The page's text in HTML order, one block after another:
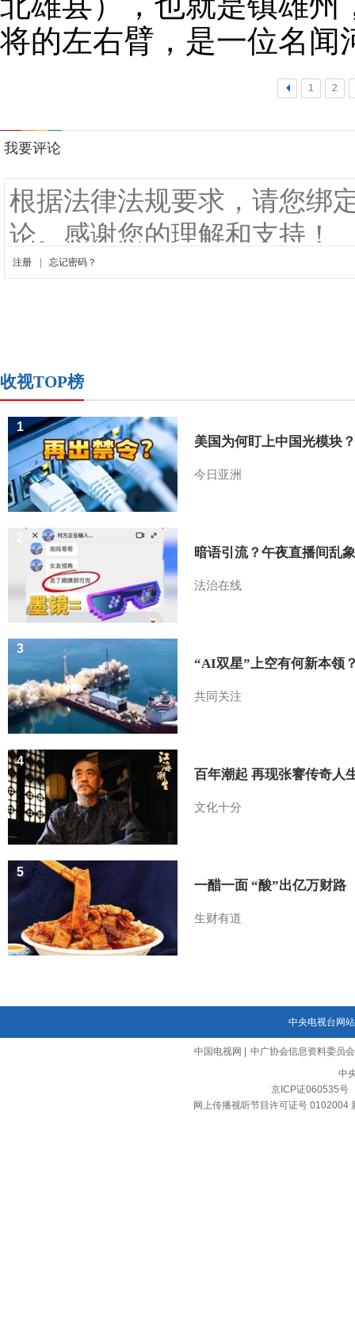
将的左右臂，是一位名闻
< 1 2
收视TOP榜
美国为何盯上中国光模块？
今日亚洲
1
暗语引流？午夜直播间乱象
法治在线
“AI双星”上空有何新本领
共同关注
3
百年潮起 再现张謇传奇人
文化十分
4
一醋一面 “酸”出亿万财路
生财有道
5
中央电视台网站
中国电视网
中广协会信息资料委员会
中
京ICP证060535号
网上传播视听节目许可证号 0102004